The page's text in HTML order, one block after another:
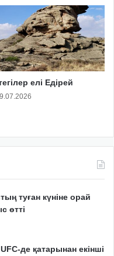
елі Едірей
туған күніне орай
өтті
де қатарынан екінші